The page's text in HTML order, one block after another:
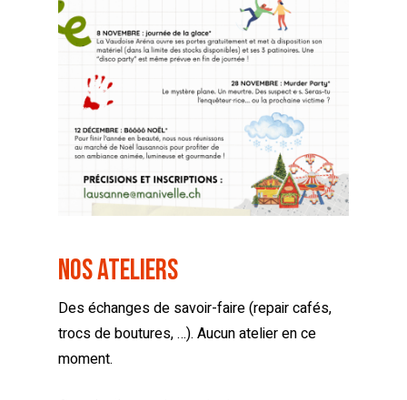
Nos Ateliers
Des échanges de savoir-faire (repair cafés,
trocs de boutures, …). Aucun atelier en ce
moment.